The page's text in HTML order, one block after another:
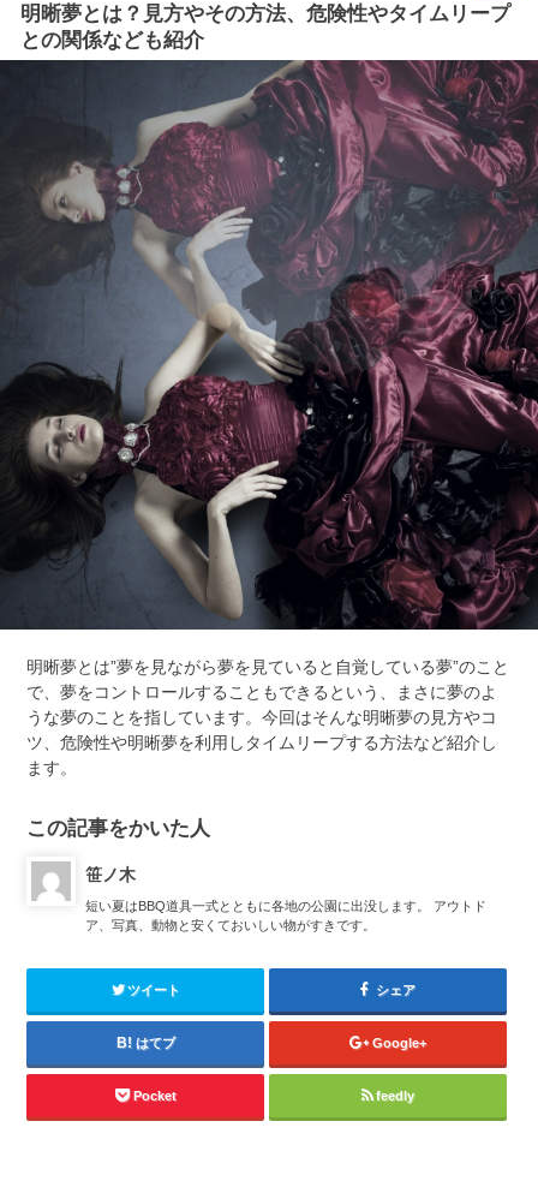
明晰夢とは？見方やその方法、危険性やタイムリープ
との関係なども紹介
明晰夢とは”夢を見ながら夢を見ていると自覚している夢”のこと
で、夢をコントロールすることもできるという、まさに夢のよ
うな夢のことを指しています。今回はそんな明晰夢の見方やコ
ツ、危険性や明晰夢を利用しタイムリープする方法など紹介し
ます。
この記事をかいた人
笹ノ木
短い夏はBBQ道具一式とともに各地の公園に出没します。 アウトド
ア、写真、動物と安くておいしい物がすきです。
ツイート シェア
はてブ Google+
Pocket feedly